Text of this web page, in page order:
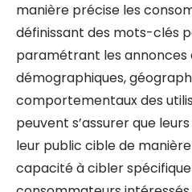
manière précise les
définissant des mots-clés
paramétrant les
démographiques,
comportementaux des
peuvent s’assurer que
leur public cible de
capacité à cibler